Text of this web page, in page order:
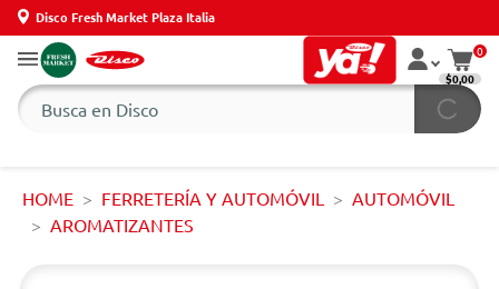
Disco Fresh Market Plaza Italia
0
$0,00
HOME FERRETERÍA Y AUTOMÓVIL
AUTOMÓVIL
AROMATIZANTES